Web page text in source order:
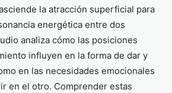
la atracción superficial para
energética entre dos
analiza cómo las posiciones
influyen en la forma de dar y
en las necesidades emocionales
en el otro. Comprender estas